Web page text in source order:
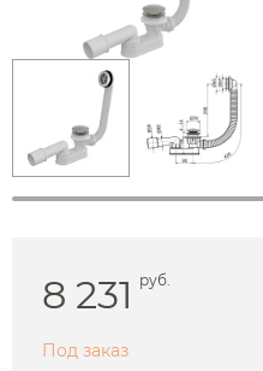
8 231 руб.
Под заказ